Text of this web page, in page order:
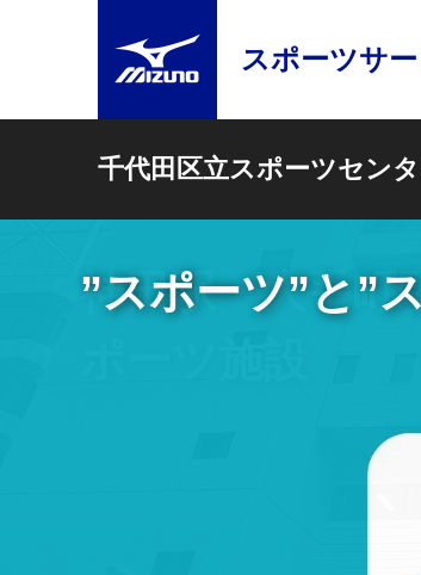
スポーツサ
千代田区立スポーツセン
神田駅・大手